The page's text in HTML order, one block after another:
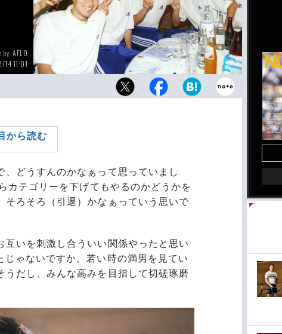
by AFLO
11:01
1999年ワールドユースでの「黄金世代」。大会中にメンバ
から読む
、どうすんのかなぁって思っていまし
カテゴリーを下げてもやるのかどうかを
ろそろ（引退）かなぁっていう思いで
いを刺激し合ういい関係やったと思い
ゃないですか。若い時の満男を見てい
だし、みんな高みを目指して切磋琢磨